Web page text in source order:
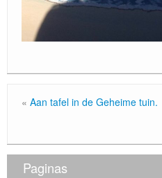
« Aan tafel in de Geheime tuin.
Paginas